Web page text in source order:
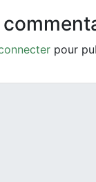
pour